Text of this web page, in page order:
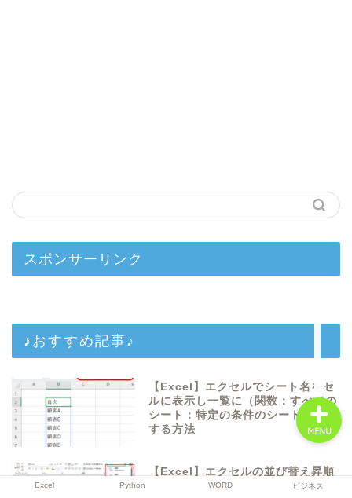
スポンサーリンク
♪おすすめ記事♪
【Excel】エクセルでシート名をセ
ルに表示し一覧に（関数：すべての
シート：特定の条件のシートのみ）
する方法
【Excel】エクセルの並び替え昇順
で1の次に10や100が来てしまう
Excel Python WORD ビジネス
MENU